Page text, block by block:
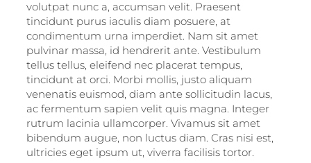
volutpat nunc a, accumsan velit. Praesent
tincidunt purus iaculis diam posuere, at
condimentum urna imperdiet. Nam sit amet
pulvinar massa, id hendrerit ante. Vestibulum
tellus tellus, eleifend nec placerat tempus,
tincidunt at orci. Morbi mollis, justo aliquam
venenatis euismod, diam ante sollicitudin lacus,
ac fermentum sapien velit quis magna. Integer
rutrum lacinia ullamcorper. Vivamus sit amet
bibendum augue, non luctus diam. Cras nisi est,
ultricies eget ipsum ut, viverra facilisis tortor.